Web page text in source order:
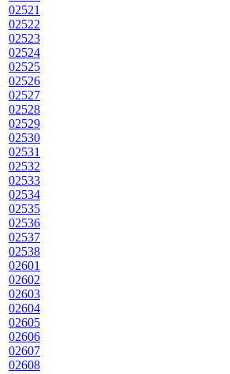
02521
02522
02523
02524
02525
02526
02527
02528
02529
02530
02531
02532
02533
02534
02535
02536
02537
02538
02601
02602
02603
02604
02605
02606
02607
02608